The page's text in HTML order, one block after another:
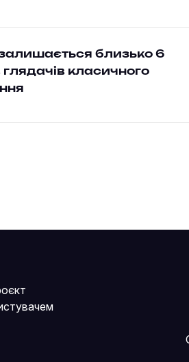
залишається близько 6
глядачів класичного